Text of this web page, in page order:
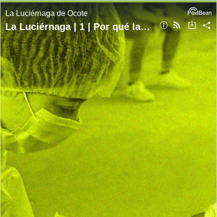
La Luciérnaga de Ocote
La Luciérnaga | 1 | Por qué las vacunas sí funcionan